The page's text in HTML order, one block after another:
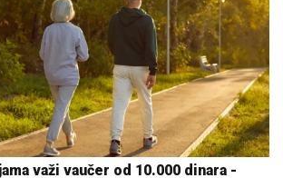
važi vaučer od 10.000 dinara -